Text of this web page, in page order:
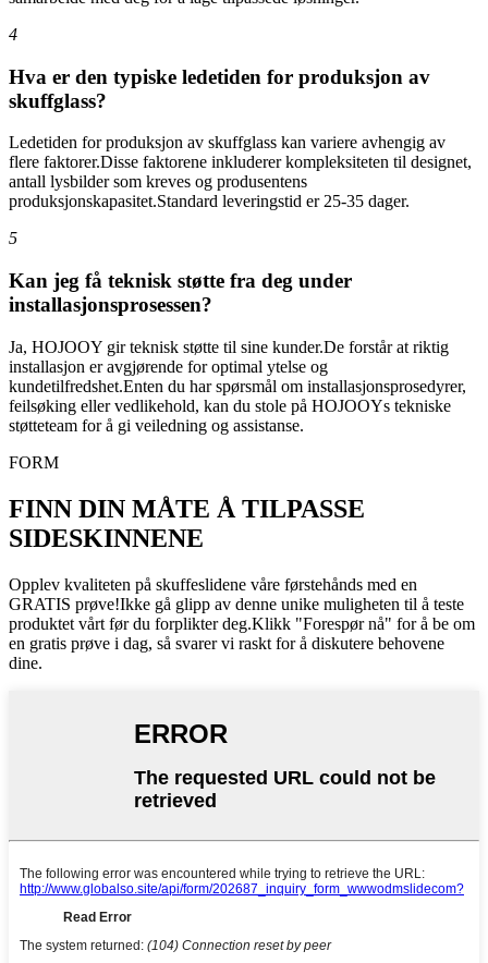
4
Hva er den typiske ledetiden for produksjon av
skuffglass?
Ledetiden for produksjon av skuffglass kan variere avhengig av
flere faktorer.Disse faktorene inkluderer kompleksiteten til designet,
antall lysbilder som kreves og produsentens
produksjonskapasitet.Standard leveringstid er 25-35 dager.
5
Kan jeg få teknisk støtte fra deg under
installasjonsprosessen?
Ja, HOJOOY gir teknisk støtte til sine kunder.De forstår at riktig
installasjon er avgjørende for optimal ytelse og
kundetilfredshet.Enten du har spørsmål om installasjonsprosedyrer,
feilsøking eller vedlikehold, kan du stole på HOJOOYs tekniske
støtteteam for å gi veiledning og assistanse.
FORM
FINN DIN MÅTE Å TILPASSE
SIDESKINNENE
Opplev kvaliteten på skuffeslidene våre førstehånds med en
GRATIS prøve!Ikke gå glipp av denne unike muligheten til å teste
produktet vårt før du forplikter deg.Klikk "Forespør nå" for å be om
en gratis prøve i dag, så svarer vi raskt for å diskutere behovene
dine.